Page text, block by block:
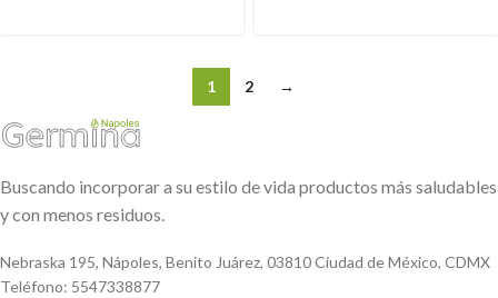
1 2 →
Buscando incorporar a su estilo de vida productos más saludables
y con menos residuos.
Nebraska 195, Nápoles, Benito Juárez, 03810 Ciudad de México, CDMX
Teléfono: 5547338877